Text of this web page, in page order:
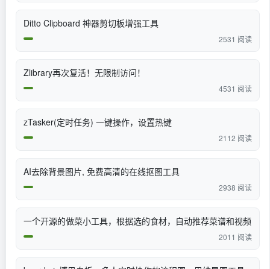
Ditto Clipboard 神器剪切板增强工具
2531 阅读
Zlibrary再次复活！无限制访问！
4531 阅读
zTasker(定时任务) 一键操作，设置热键
2112 阅读
AI去除背景图片, 免费高清的在线抠图工具
2938 阅读
一个开源的做菜小工具，根据选的食材，自动推荐菜谱和视频
2011 阅读